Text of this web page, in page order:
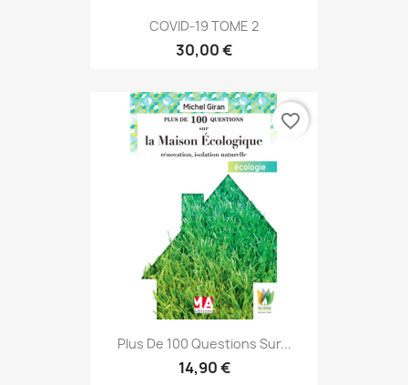
COVID-19 TOME 2
30,00 €
Plus De 100 Questions Sur...
14,90 €
favorite_border